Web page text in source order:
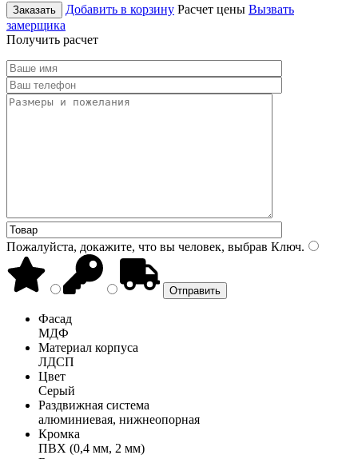
Заказать Добавить в корзину Расчет цены Вызвать
замерщика
Получить расчет
Пожалуйста, докажите, что вы человек, выбрав Ключ.
Фасад
МДФ
Материал корпуса
ЛДСП
Цвет
Серый
Раздвижная система
алюминиевая, нижнеопорная
Кромка
ПВХ (0,4 мм, 2 мм)